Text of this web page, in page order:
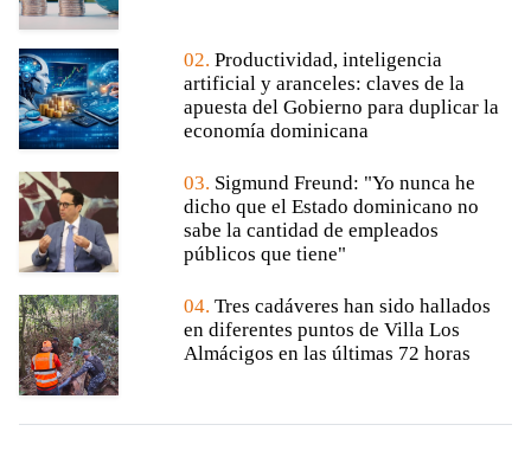
02. Productividad, inteligencia
artificial y aranceles: claves de la
apuesta del Gobierno para duplicar la
economía dominicana
03. Sigmund Freund: "Yo nunca he
dicho que el Estado dominicano no
sabe la cantidad de empleados
públicos que tiene"
04. Tres cadáveres han sido hallados
en diferentes puntos de Villa Los
Almácigos en las últimas 72 horas